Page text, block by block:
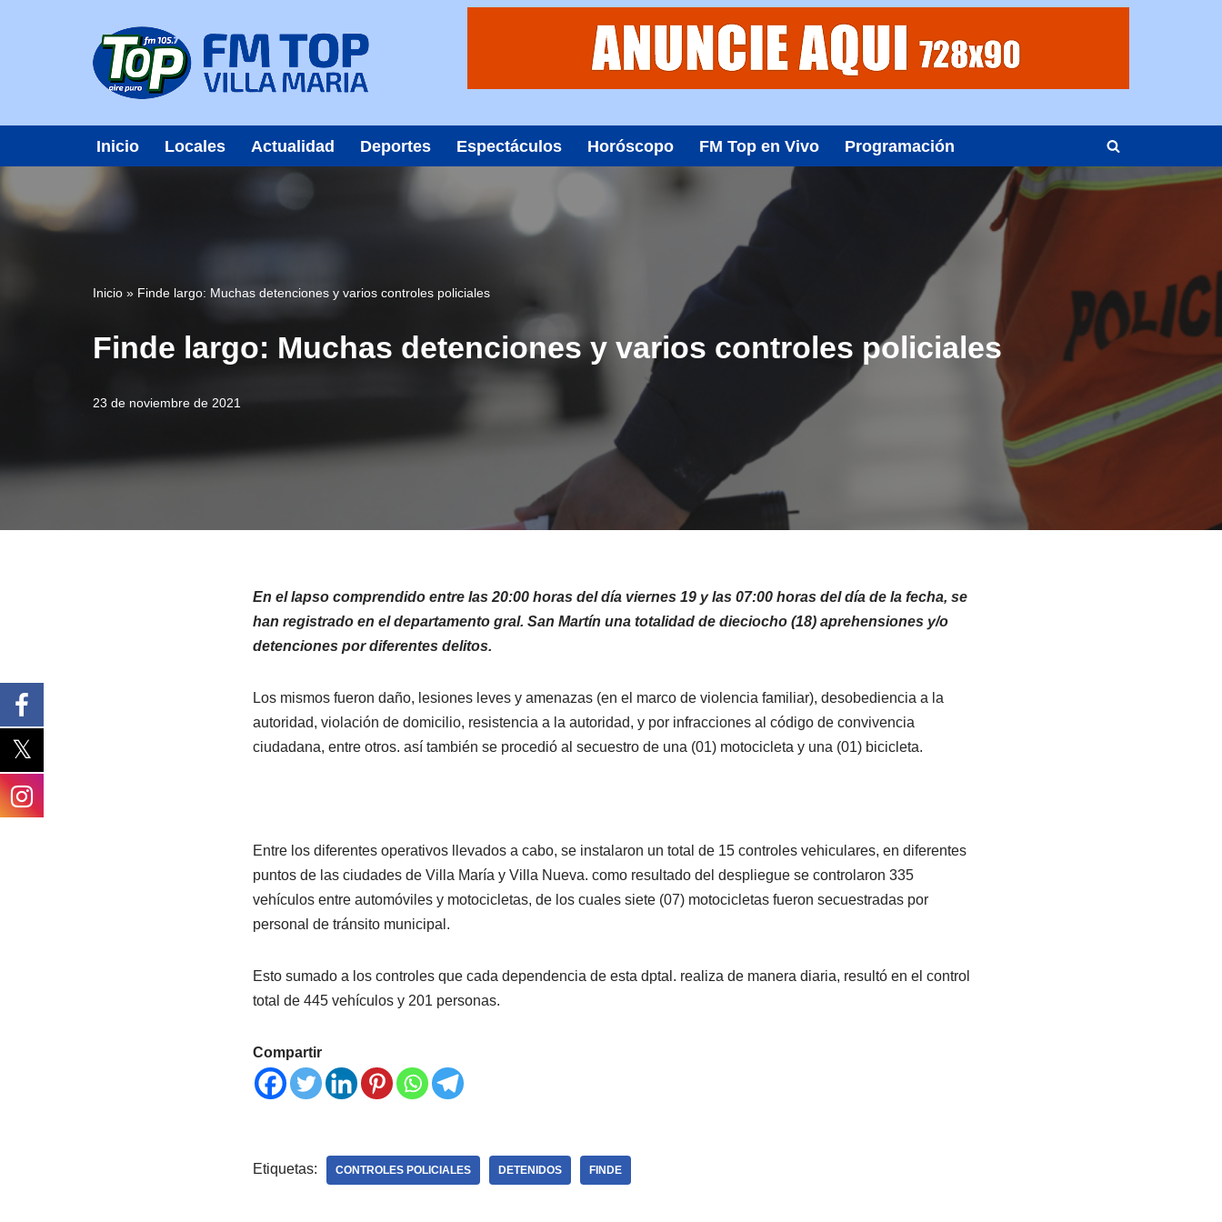
Inicio Locales Actualidad Deportes Espectáculos Horóscopo FM Top en Vivo Programación
Inicio » Finde largo: Muchas detenciones y varios controles policiales
Finde largo: Muchas detenciones y varios controles policiales
23 de noviembre de 2021
En el lapso comprendido entre las 20:00 horas del día viernes 19 y las 07:00 horas del día de la fecha, se
han registrado en el departamento gral. San Martín una totalidad de dieciocho (18) aprehensiones y/o
detenciones por diferentes delitos.
Los mismos fueron daño, lesiones leves y amenazas (en el marco de violencia familiar), desobediencia a la
autoridad, violación de domicilio, resistencia a la autoridad, y por infracciones al código de convivencia
ciudadana, entre otros. así también se procedió al secuestro de una (01) motocicleta y una (01) bicicleta.
Entre los diferentes operativos llevados a cabo, se instalaron un total de 15 controles vehiculares, en diferentes
puntos de las ciudades de Villa María y Villa Nueva. como resultado del despliegue se controlaron 335
vehículos entre automóviles y motocicletas, de los cuales siete (07) motocicletas fueron secuestradas por
personal de tránsito municipal.
Esto sumado a los controles que cada dependencia de esta dptal. realiza de manera diaria, resultó en el control
total de 445 vehículos y 201 personas.
Compartir
Etiquetas: CONTROLES POLICIALES DETENIDOS FINDE